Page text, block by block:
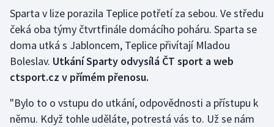
Sparta v lize porazila Teplice potřetí za sebou. Ve středu
čeká oba týmy čtvrtfinále domácího poháru. Sparta se
doma utká s Jabloncem, Teplice přivítají Mladou
Boleslav. Utkání Sparty odvysílá ČT sport a web
ctsport.cz v přímém přenosu.
"Bylo to o vstupu do utkání, odpovědnosti a přístupu k
němu. Když tohle uděláte, potrestá vás to. Už se nám